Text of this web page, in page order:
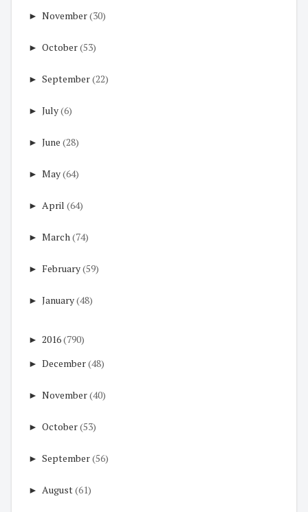
► November(30)
► October(53)
► September(22)
► July(6)
► June (28)
► May(64)
► April (64)
► March(74)
► February(59)
► January(48)
► 2016(790)
► December(48)
► November(40)
► October(53)
► September(56)
► August(61)